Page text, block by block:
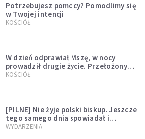
Potrzebujesz pomocy? Pomodlimy się
w Twojej intencji
KOŚCIÓŁ
W dzień odprawiał Mszę, w nocy
prowadził drugie życie. Przełożony
kazał mu opuścić zakon
KOŚCIÓŁ
[PILNE] Nie żyje polski biskup. Jeszcze
tego samego dnia spowiadał i
sprawował Mszę świętą
WYDARZENIA